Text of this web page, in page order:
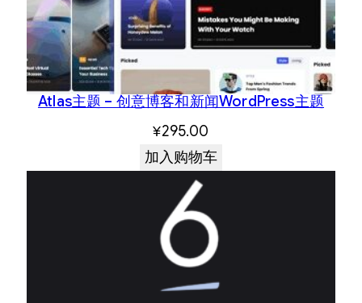
Atlas主题 – 创意博客和新闻WordPress主题
¥295.00
加入购物车